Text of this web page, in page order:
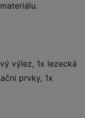
výlez, 1x lezecká
prvky, 1x